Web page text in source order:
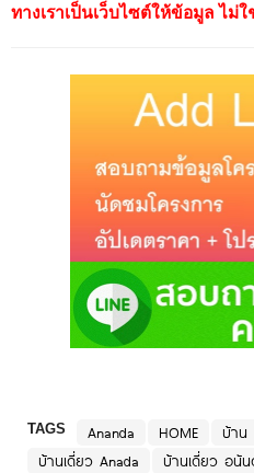
ทางเราเป็นเว็บไซต์ให้ข้อมูล ไม่
TAGS Ananda HOME บ้าน
บ้านเดี่ยว Anada
บ้านเดี่ยว อนัน